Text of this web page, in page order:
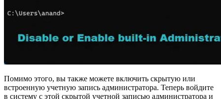
Помимо этого, вы также можете включить скрытую или
встроенную учетную запись администратора. Теперь войдите
в систему с этой скрытой учетной записью администратора и